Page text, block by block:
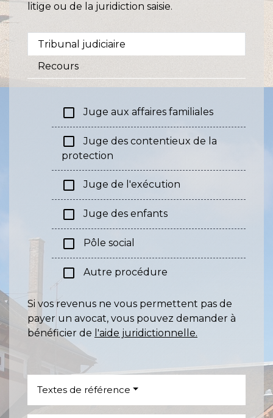
litige ou de la juridiction saisie.
Tribunal judiciaire
Recours
check_box_outline_blank Juge aux affaires familiales
check_box_outline_blank
Juge des contentieux de la
protection
check_box_outline_blank Juge de l'exécution
check_box_outline_blank Juge des enfants
check_box_outline_blank Pôle social
check_box_outline_blank Autre procédure
Si vos revenus ne vous permettent pas de
payer un avocat, vous pouvez demander à
bénéficier de l'aide juridictionnelle.
Textes de référence